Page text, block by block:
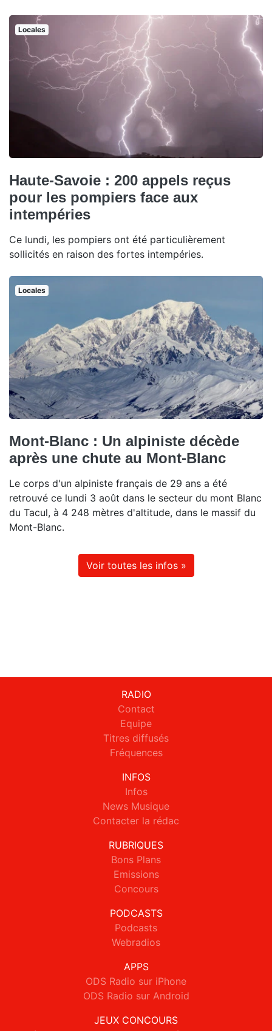
Locales
Haute-Savoie : 200 appels reçus
pour les pompiers face aux
intempéries
Ce lundi, les pompiers ont été particulièrement
sollicités en raison des fortes intempéries.
Locales
Mont-Blanc : Un alpiniste décède
après une chute au Mont-Blanc
Le corps d'un alpiniste français de 29 ans a été
retrouvé ce lundi 3 août dans le secteur du mont Blanc
du Tacul, à 4 248 mètres d'altitude, dans le massif du
Mont-Blanc.
Voir toutes les infos »
RADIO
Contact
Equipe
Titres diffusés
Fréquences
INFOS
Infos
News Musique
Contacter la rédac
RUBRIQUES
Bons Plans
Emissions
Concours
PODCASTS
Podcasts
Webradios
APPS
ODS Radio sur iPhone
ODS Radio sur Android
JEUX CONCOURS